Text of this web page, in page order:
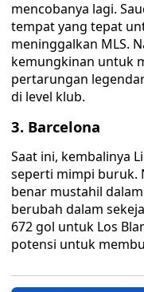
mencobanya lagi.
tempat yang tepat
meninggalkan MLS.
kemungkinan untuk
pertarungan
di level klub.
3. Barcelona
Saat ini, kembalinya
seperti mimpi buruk.
benar mustahil
berubah dalam
672 gol untuk Los
potensi untuk